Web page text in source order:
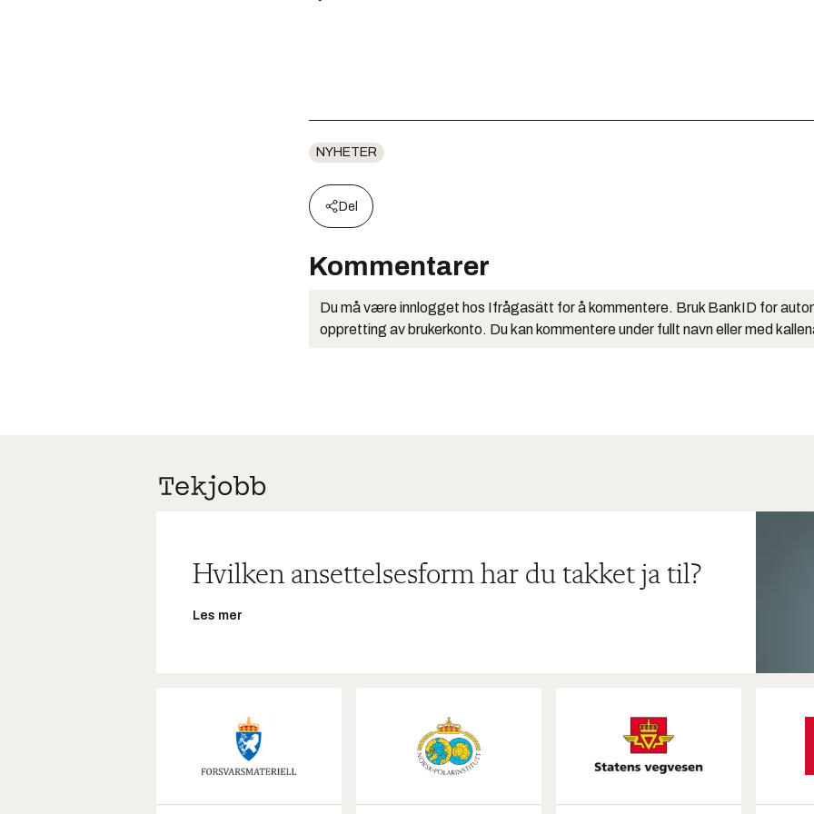
NYHETER
Del
Kommentarer
Du må være innlogget hos Ifrågasätt for å kommentere. Bruk BankID for
oppretting av brukerkonto. Du kan kommentere under fullt navn eller med
Hvilken ansettelsesform har du takket ja til?
Les mer